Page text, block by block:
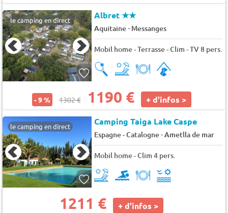
le camping en direct Albret★★
Aquitaine- Messanges
Mobil home - Terrasse - Clim - TV 8 pers.
- 9 % 1302 € 1190 € + d'infos >
le camping en direct Camping Taiga Lake Caspe
Espagne - Catalogne-Ametlla de mar
Mobil home - Clim 4 pers.
1211 € + d'infos >